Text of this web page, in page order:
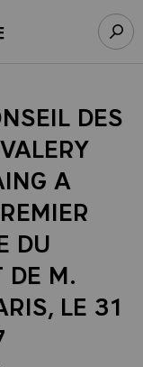
Élysée
DES
A
DU
DE M.
LE 31